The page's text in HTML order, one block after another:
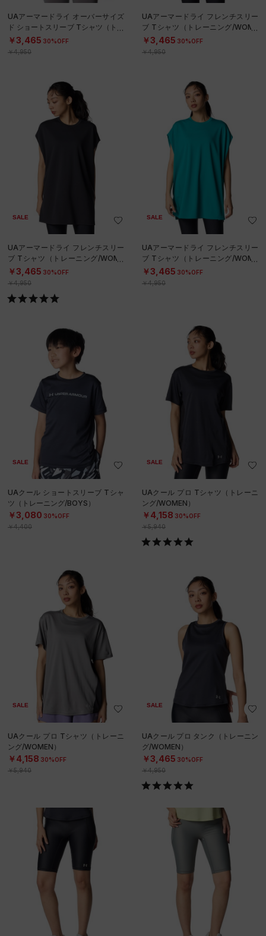
UAアーマードライ オーバーサイズ
ド ショートスリーブ Tシャツ（トレ
ーニング/WOMEN）
￥3,465 30%OFF
￥4,950
UAアーマードライ フレンチスリー
ブ Tシャツ（トレーニング/WOME
N）
￥3,465 30%OFF
￥4,950
SALE
UAアーマードライ フレンチスリー
ブ Tシャツ（トレーニング/WOME
N）
￥3,465 30%OFF
￥4,950
SALE
UAアーマードライ フレンチスリー
ブ Tシャツ（トレーニング/WOME
N）
￥3,465 30%OFF
￥4,950
SALE
UAクール ショートスリーブ Tシャ
ツ（トレーニング/BOYS）
￥3,080 30%OFF
￥4,400
SALE
UAクール プロ Tシャツ（トレーニ
ング/WOMEN）
￥4,158 30%OFF
￥5,940
SALE
UAクール プロ Tシャツ（トレーニ
ング/WOMEN）
￥4,158 30%OFF
￥5,940
SALE
UAクール プロ タンク（トレーニン
グ/WOMEN）
￥3,465 30%OFF
￥4,950